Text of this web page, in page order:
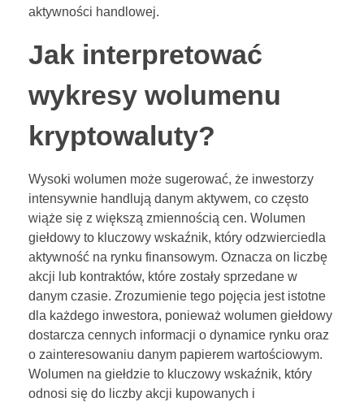
aktywności handlowej.
Jak interpretować
wykresy wolumenu
kryptowaluty?
Wysoki wolumen może sugerować, że inwestorzy
intensywnie handlują danym aktywem, co często
wiąże się z większą zmiennością cen. Wolumen
giełdowy to kluczowy wskaźnik, który odzwierciedla
aktywność na rynku finansowym. Oznacza on liczbę
akcji lub kontraktów, które zostały sprzedane w
danym czasie. Zrozumienie tego pojęcia jest istotne
dla każdego inwestora, ponieważ wolumen giełdowy
dostarcza cennych informacji o dynamice rynku oraz
o zainteresowaniu danym papierem wartościowym.
Wolumen na giełdzie to kluczowy wskaźnik, który
odnosi się do liczby akcji kupowanych i